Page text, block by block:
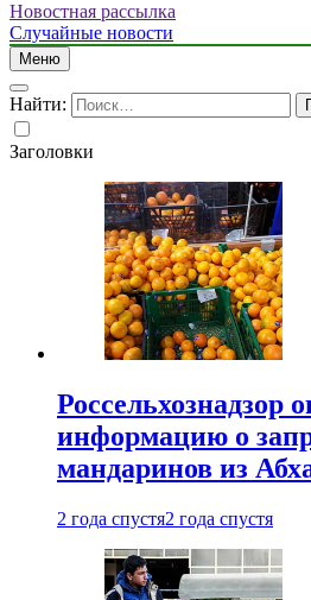
Новостная рассылка
Случайные новости
Меню
Найти:
Заголовки
Россельхознадзор
информацию о
мандаринов из
2 года спустя2 года спустя